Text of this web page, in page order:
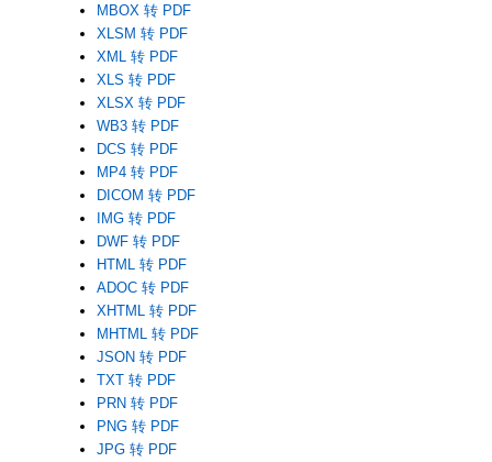
MBOX 转 PDF
XLSM 转 PDF
XML 转 PDF
XLS 转 PDF
XLSX 转 PDF
WB3 转 PDF
DCS 转 PDF
MP4 转 PDF
DICOM 转 PDF
IMG 转 PDF
DWF 转 PDF
HTML 转 PDF
ADOC 转 PDF
XHTML 转 PDF
MHTML 转 PDF
JSON 转 PDF
TXT 转 PDF
PRN 转 PDF
PNG 转 PDF
JPG 转 PDF